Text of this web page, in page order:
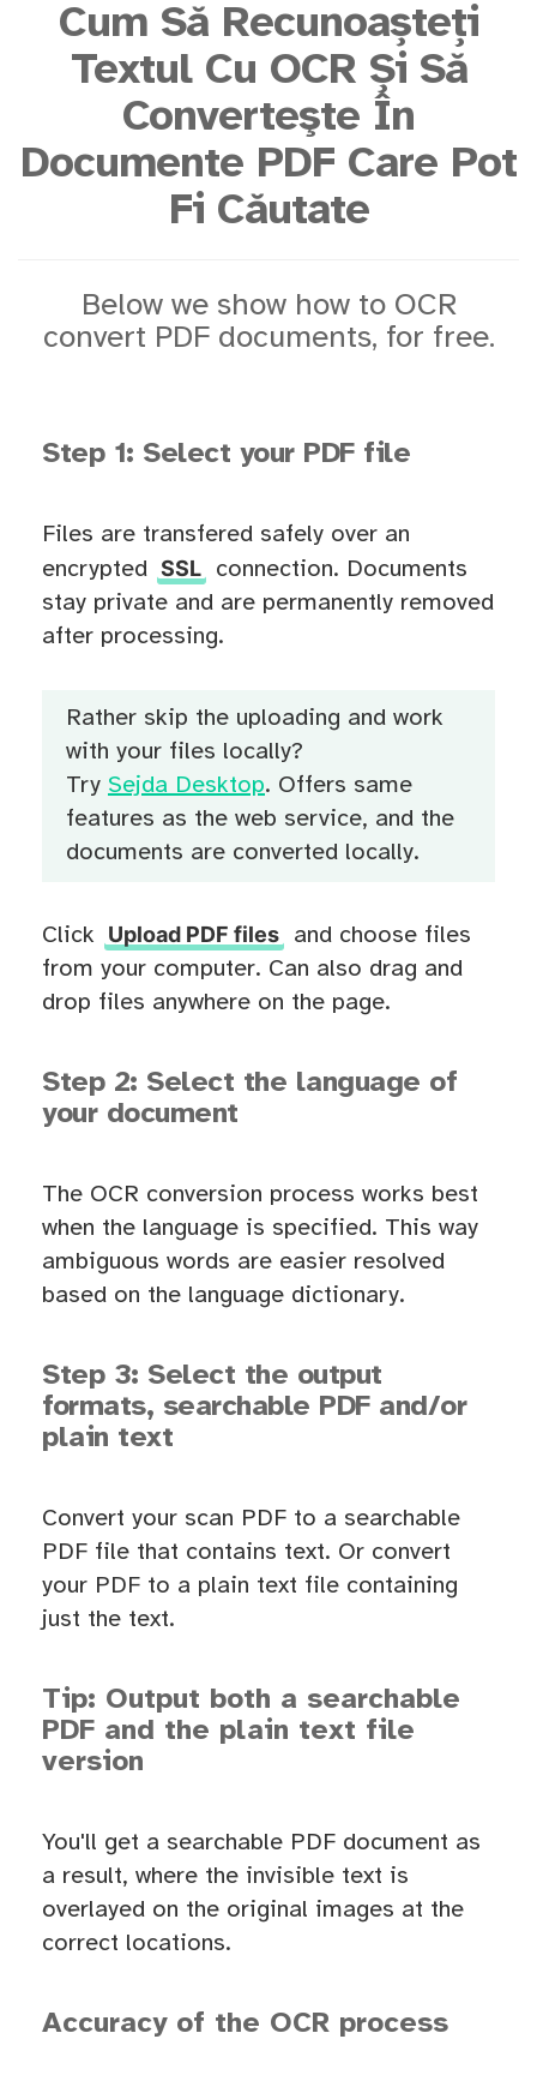
Cum Să Recunoașteți
Textul Cu OCR Și Să
Converteşte În
Documente PDF Care Pot
Fi Căutate
Below we show how to OCR
convert PDF documents, for free.
Step 1: Select your PDF file
Files are transfered safely over an
encrypted SSL
connection. Documents
stay private and are permanently removed
after processing.
Rather skip the uploading and work
with your files locally?
Try Sejda Desktop. Offers same
features as the web service, and the
documents are converted locally.
Click Upload PDF files
and choose files
from your computer. Can also drag and
drop files anywhere on the page.
Step 2: Select the language of
your document
The OCR conversion process works best
when the language is specified. This way
ambiguous words are easier resolved
based on the language dictionary.
Step 3: Select the output
formats, searchable PDF and/or
plain text
Convert your scan PDF to a searchable
PDF file that contains text. Or convert
your PDF to a plain text file containing
just the text.
Tip: Output both a searchable
PDF and the plain text file
version
You'll get a searchable PDF document as
a result, where the invisible text is
overlayed on the original images at the
correct locations.
Accuracy of the OCR process